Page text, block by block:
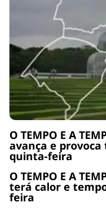
O TEMPO E A
avança e
quinta-feira
O TEMPO E A
terá calor e
feira